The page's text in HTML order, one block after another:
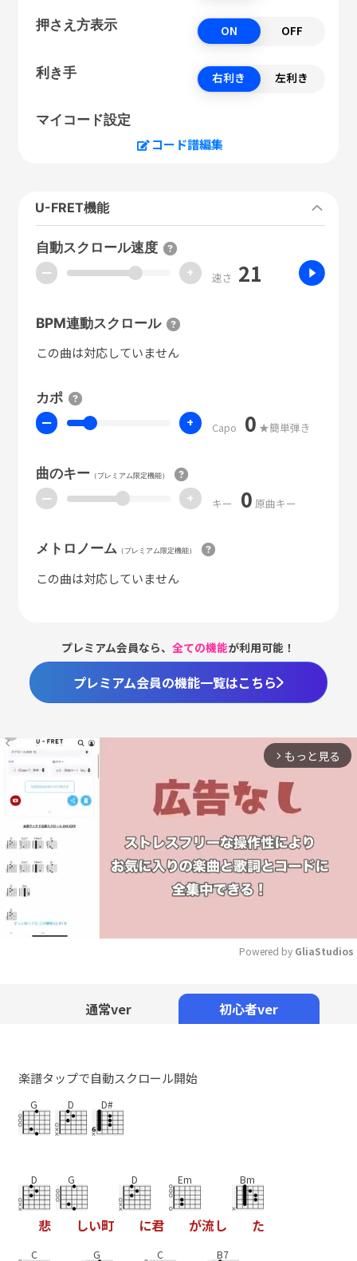
押さえ方表示 ON OFF
利き手 右利き 左利き
マイコード設定
コード譜編集
U-FRET機能
自動スクロール速度
ー + 速さ 21
BPM連動スクロール
この曲は対応していません
カポ
ー + Capo 0 ★簡単弾き
曲のキー（プレミアム限定機能）
ー + キー 0 原曲キー
メトロノーム（プレミアム限定機能）
この曲は対応していません
プレミアム会員なら、全ての機能が利用可能！
プレミアム会員の機能一覧はこちら
arrow_forward_ios もっと見る
Powered by GliaStudios
通常ver 初心者ver
楽譜タップで自動スクロール開始
G D D#
D
悲
G
しい町
D
に君
Em
が流し
Bm
た
C G C B7